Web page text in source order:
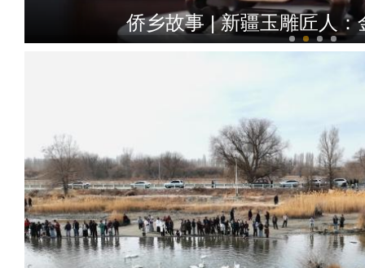
侨乡故事 | 新疆玉雕匠人：